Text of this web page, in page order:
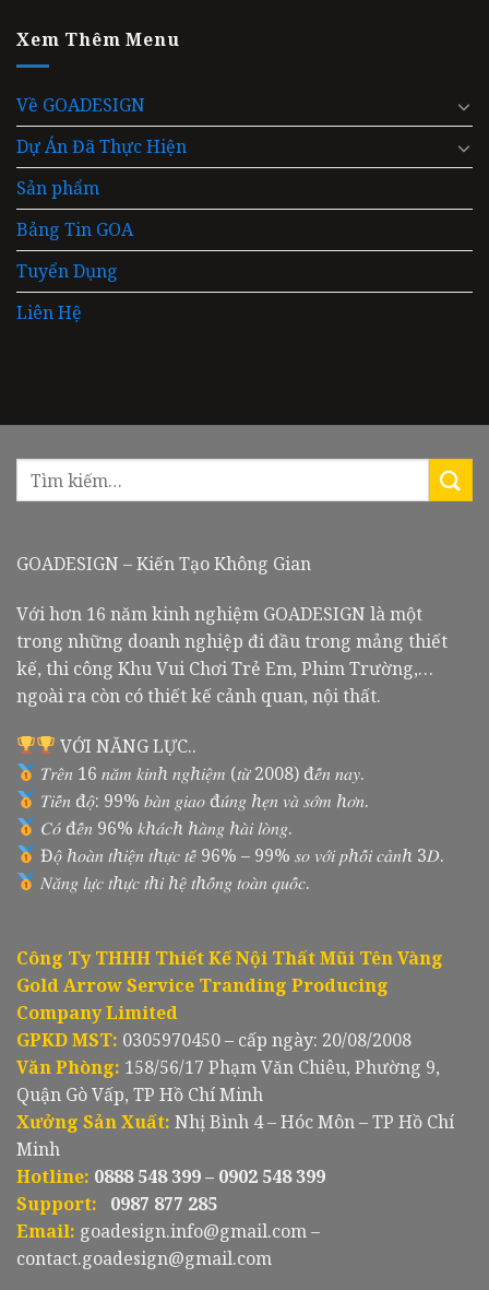
Xem Thêm Menu
Về GOADESIGN
Dự Án Đã Thực Hiện
Sản phẩm
Bảng Tin GOA
Tuyển Dụng
Liên Hệ
GOADESIGN – Kiến Tạo Không Gian
Với hơn 16 năm kinh nghiệm GOADESIGN là một
trong những doanh nghiệp đi đầu trong mảng thiết
kế, thi công Khu Vui Chơi Trẻ Em, Phim Trường,…
ngoài ra còn có thiết kế cảnh quan, nội thất.
VỚI NĂNG LỰC..
𝑇𝑟𝑒̂𝑛 16 𝑛𝑎̆𝑚 𝑘𝑖𝑛ℎ 𝑛𝑔ℎ𝑖𝑒̣̂𝑚 (𝑡𝑢̛̀ 2008) đ𝑒̂́𝑛 𝑛𝑎𝑦.
𝑇𝑖𝑒̂́𝑛 đ𝑜̣̂: 99% 𝑏𝑎̀𝑛 𝑔𝑖𝑎𝑜 đ𝑢́𝑛𝑔 ℎ𝑒̣𝑛 𝑣𝑎̀ 𝑠𝑜̛́𝑚 ℎ𝑜̛𝑛.
𝐶𝑜́ đ𝑒̂́𝑛 96% 𝑘ℎ𝑎́𝑐ℎ ℎ𝑎̀𝑛𝑔 ℎ𝑎̀𝑖 𝑙𝑜̀𝑛𝑔.
Đ𝑜̣̂ ℎ𝑜𝑎̀𝑛 𝑡ℎ𝑖𝑒̣̂𝑛 𝑡ℎ𝑢̛̣𝑐 𝑡𝑒̂́ 96% – 99% 𝑠𝑜 𝑣𝑜̛́𝑖 𝑝ℎ𝑜̂́𝑖 𝑐𝑎̉𝑛ℎ 3𝐷.
𝑁𝑎̆𝑛𝑔 𝑙𝑢̛̣𝑐 𝑡ℎ𝑢̛̣𝑐 𝑡ℎ𝑖 ℎ𝑒̣̂ 𝑡ℎ𝑜̂́𝑛𝑔 𝑡𝑜𝑎̀𝑛 𝑞𝑢𝑜̂́𝑐.
Công Ty THHH Thiết Kế Nội Thất Mũi Tên Vàng
Gold Arrow Service Tranding Producing
Company Limited
GPKD MST: 0305970450 – cấp ngày: 20/08/2008
Văn Phòng: 158/56/17 Phạm Văn Chiêu, Phường 9,
Quận Gò Vấp, TP Hồ Chí Minh
Xưởng Sản Xuất: Nhị Bình 4 – Hóc Môn – TP Hồ Chí
Minh
Hotline: 0888 548 399 – 0902 548 399
Support:
0987 877 285
Email: goadesign.info@gmail.com –
contact.goadesign@gmail.com